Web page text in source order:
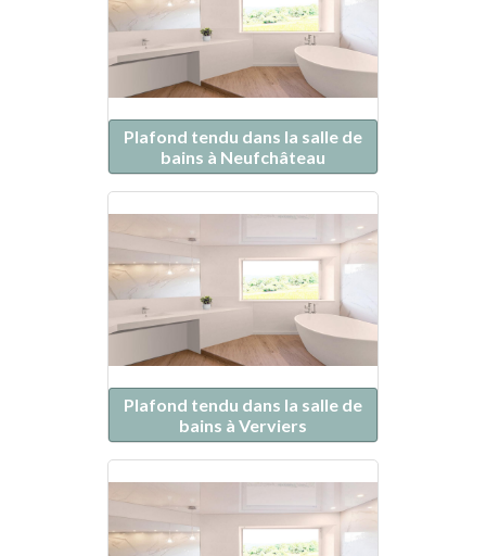
Plafond tendu dans la salle de
bains à Neufchâteau
Plafond tendu dans la salle de
bains à Verviers